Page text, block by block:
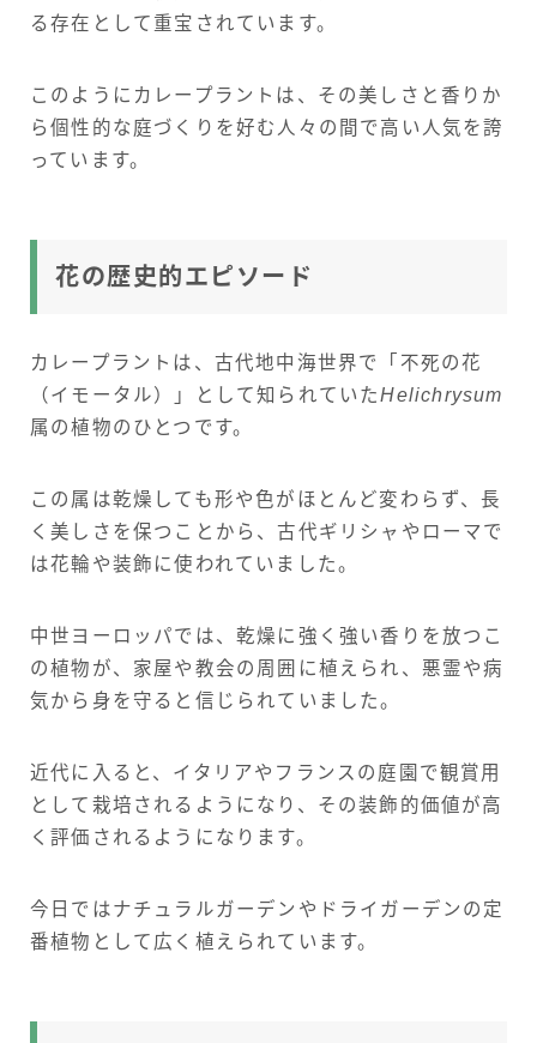
る存在として重宝されています。
このようにカレープラントは、その美しさと香りか
ら個性的な庭づくりを好む人々の間で高い人気を誇
っています。
花の歴史的エピソード
カレープラントは、古代地中海世界で「不死の花
（イモータル）」として知られていたHelichrysum
属の植物のひとつです。
この属は乾燥しても形や色がほとんど変わらず、長
く美しさを保つことから、古代ギリシャやローマで
は花輪や装飾に使われていました。
中世ヨーロッパでは、乾燥に強く強い香りを放つこ
の植物が、家屋や教会の周囲に植えられ、悪霊や病
気から身を守ると信じられていました。
近代に入ると、イタリアやフランスの庭園で観賞用
として栽培されるようになり、その装飾的価値が高
く評価されるようになります。
今日ではナチュラルガーデンやドライガーデンの定
番植物として広く植えられています。